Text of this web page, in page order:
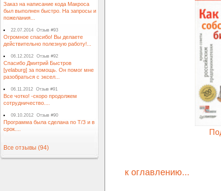
Заказ на написание кода Макроса
был выполнен быстро. На запросы и
пожелания...
22.07.2014 Отзыв #93
Огромное спасибо! Вы делаете
действительно полезную работу!...
06.12.2012 Отзыв #92
Спасибо Дмитрий Быстров
[yelaburg] за помощь. Он помог мне
разобраться с эксел...
06.11.2012 Отзыв #91
Все чотко! -скоро продолжем
сотрудничество....
09.10.2012 Отзыв #90
Программа была сделана по Т/З и в
срок....
Все отзывы (94)
к оглавлению...